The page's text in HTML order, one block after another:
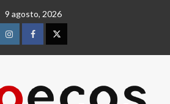
9 agosto, 2026
InstagramFacebookTwitter